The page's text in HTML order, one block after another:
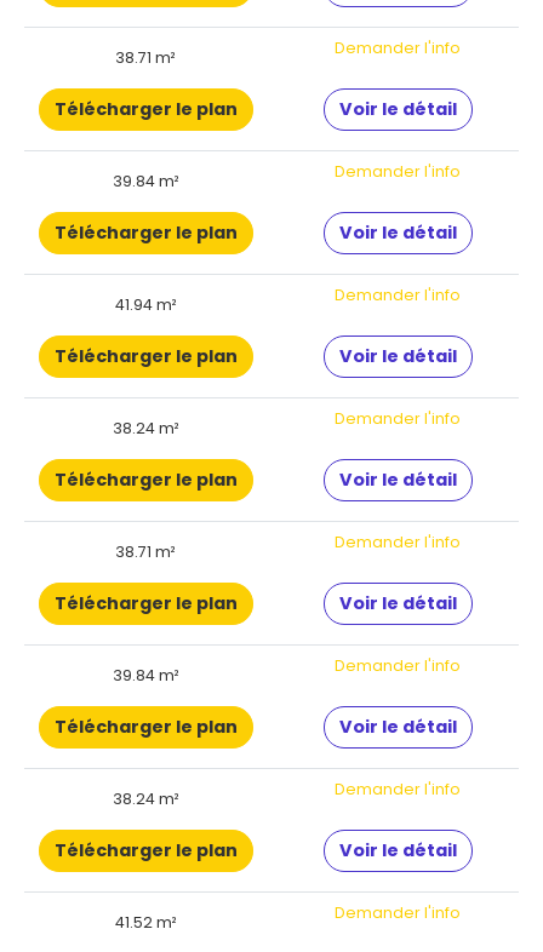
38.71 m² Demander l'info
Télécharger le plan Voir le détail
39.84 m² Demander l'info
Télécharger le plan Voir le détail
41.94 m² Demander l'info
Télécharger le plan Voir le détail
38.24 m² Demander l'info
Télécharger le plan Voir le détail
38.71 m² Demander l'info
Télécharger le plan Voir le détail
39.84 m² Demander l'info
Télécharger le plan Voir le détail
38.24 m² Demander l'info
Télécharger le plan Voir le détail
41.52 m² Demander l'info